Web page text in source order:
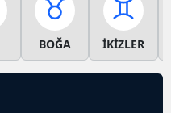
BOĞA İKİZLER